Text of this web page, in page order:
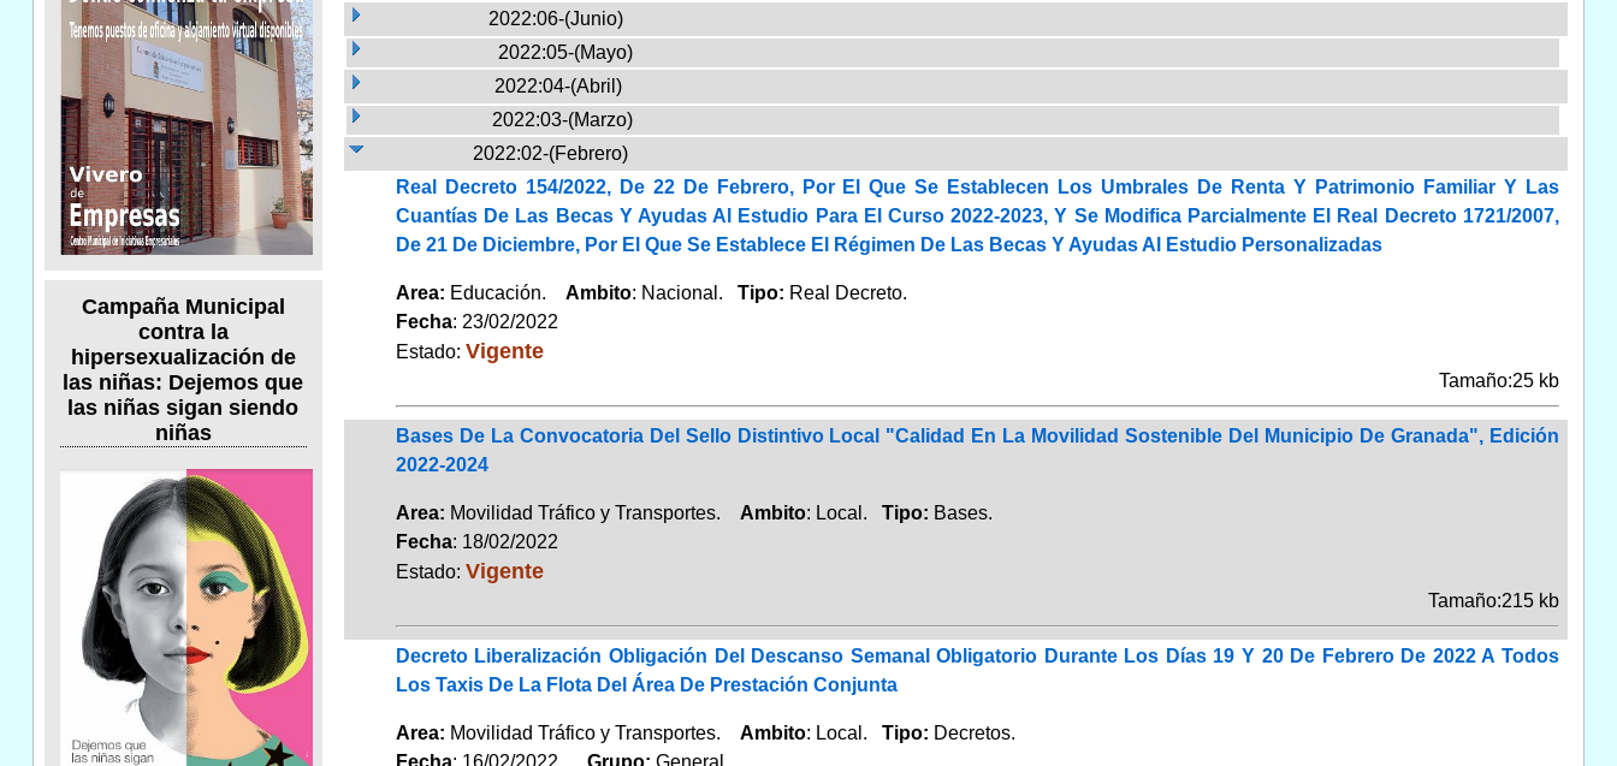
Campaña Municipal
contra la
hipersexualización de
las niñas: Dejemos que
las niñas sigan siendo
niñas
2022:06-(Junio)
2022:05-(Mayo)
2022:04-(Abril)
2022:03-(Marzo)
2022:02-(Febrero)
Real Decreto 154/2022, De 22 De Febrero, Por El Que Se Establecen Los Umbrales De Renta Y Patrimonio Familiar Y Las
Cuantías De Las Becas Y Ayudas Al Estudio Para El Curso 2022-2023, Y Se Modifica Parcialmente El Real Decreto 1721/2007,
De 21 De Diciembre, Por El Que Se Establece El Régimen De Las Becas Y Ayudas Al Estudio Personalizadas
Area: Educación. Ambito: Nacional. Tipo: Real Decreto.
Fecha: 23/02/2022
Estado: Vigente
Tamaño:25 kb
Bases De La Convocatoria Del Sello Distintivo Local "Calidad En La Movilidad Sostenible Del Municipio De Granada", Edición
2022-2024
Area: Movilidad Tráfico y Transportes. Ambito: Local. Tipo: Bases.
Fecha: 18/02/2022
Estado: Vigente
Tamaño:215 kb
Decreto Liberalización Obligación Del Descanso Semanal Obligatorio Durante Los Días 19 Y 20 De Febrero De 2022 A Todos
Los Taxis De La Flota Del Área De Prestación Conjunta
Area: Movilidad Tráfico y Transportes. Ambito: Local. Tipo: Decretos.
Fecha: 16/02/2022. Grupo: General